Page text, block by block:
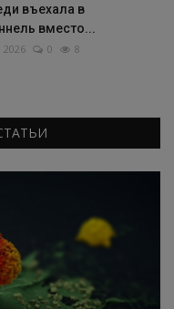
въехала в
вместо...
0 8